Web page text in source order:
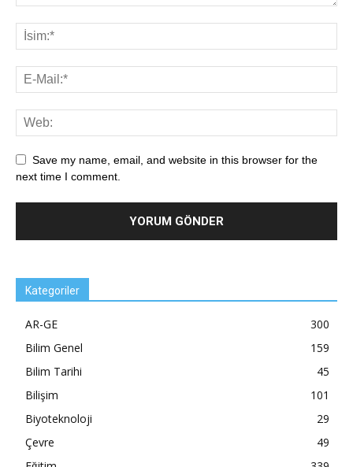
Save my name, email, and website in this browser for the
next time I comment.
Kategoriler
AR-GE
300
Bilim Genel
159
Bilim Tarihi
45
Bilişim
101
Biyoteknoloji
29
Çevre
49